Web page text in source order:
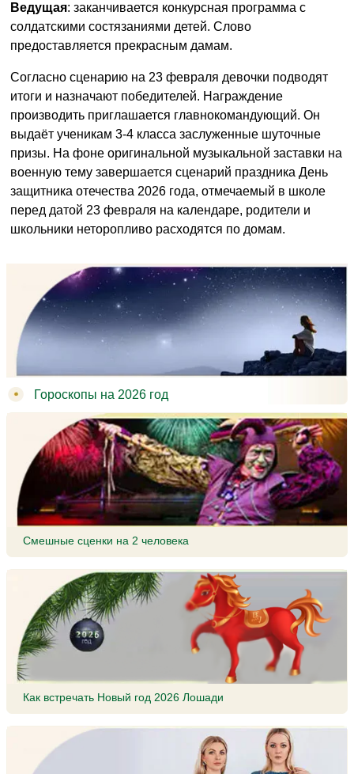
Ведущая: заканчивается конкурсная программа с
солдатскими состязаниями детей. Слово
предоставляется прекрасным дамам.
Согласно сценарию на 23 февраля девочки подводят
итоги и назначают победителей. Награждение
производить приглашается главнокомандующий. Он
выдаёт ученикам 3-4 класса заслуженные шуточные
призы. На фоне оригинальной музыкальной заставки на
военную тему завершается сценарий праздника День
защитника отечества 2026 года, отмечаемый в школе
перед датой 23 февраля на календаре, родители и
школьники неторопливо расходятся по домам.
Гороскопы на 2026 год
Смешные сценки на 2 человека
Как встречать Новый год 2026 Лошади